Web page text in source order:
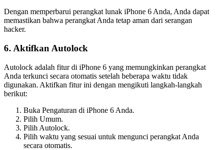
Dengan memperbarui perangkat lunak iPhone 6 Anda, Anda dapat
memastikan bahwa perangkat Anda tetap aman dari serangan
hacker.
6. Aktifkan Autolock
Autolock adalah fitur di iPhone 6 yang memungkinkan perangkat
Anda terkunci secara otomatis setelah beberapa waktu tidak
digunakan. Aktifkan fitur ini dengan mengikuti langkah-langkah
berikut:
Buka Pengaturan di iPhone 6 Anda.
Pilih Umum.
Pilih Autolock.
Pilih waktu yang sesuai untuk mengunci perangkat Anda
secara otomatis.